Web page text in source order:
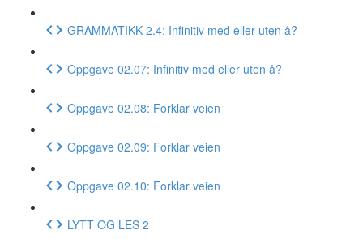
GRAMMATIKK 2.4: Infinitiv med eller uten å?
Oppgave 02.07: Infinitiv med eller uten å?
Oppgave 02.08: Forklar veien
Oppgave 02.09: Forklar veien
Oppgave 02.10: Forklar veien
LYTT OG LES 2